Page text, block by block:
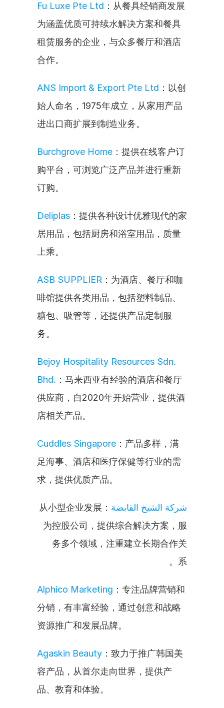
Fu Luxe Pte Ltd ：从餐具经销商发展
为涵盖优质可持续水解决方案和餐具
租赁服务的企业，与众多餐厅和酒店
合作。
ANS Import & Export Pte Ltd ：以创
始人命名，1975年成立，从家用产品
进出口商扩展到制造业务。
Burchgrove Home ：提供在线客户订
购平台，可浏览广泛产品并进行重新
订购。
Deliplas ：提供各种设计优雅现代的家
居用品，包括厨房和浴室用品，质量
上乘。
ASB SUPPLIER ：为酒店、餐厅和咖
啡馆提供各类用品，包括塑料制品、
糖包、吸管等，还提供产品定制服
务。
Bejoy Hospitality Resources Sdn.
Bhd. ：马来西亚有经验的酒店和餐厅
供应商，自2020年开始营业，提供酒
店相关产品。
Cuddles Singapore ：产品多样，满
足海事、酒店和医疗保健等行业的需
求，提供优质产品。
شركة الشيخ القابضة
：从小型企业发展
为控股公司，提供综合解决方案，服
务多个领域，注重建立长期合作关
系。
Alphico Marketing ：专注品牌营销和
分销，有丰富经验，通过创意和战略
资源推广和发展品牌。
Agaskin Beauty ：致力于推广韩国美
容产品，从首尔走向世界，提供产
品、教育和体验。